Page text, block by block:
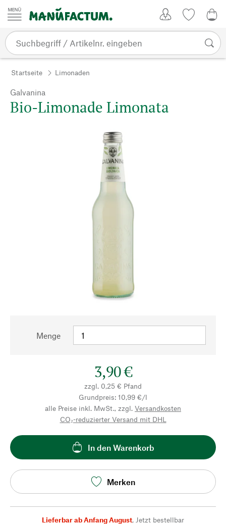
Zum Inhalt springen
Startseite Limonaden
Galvanina
Bio-Limonade Limonata
Menge
3,90 €
zzgl. 0,25 € Pfand
Grundpreis: 10,99 €/l
alle Preise inkl. MwSt., zzgl. Versandkosten
CO₂-reduzierter Versand mit DHL
In den Warenkorb
Merken
Lieferbar ab Anfang August, Jetzt bestellbar